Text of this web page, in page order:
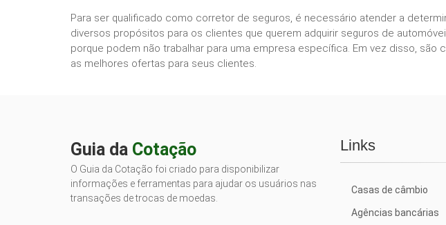
Para ser qualificado como corretor de seguros, é necessário atender a
diversos propósitos para os clientes que querem adquirir seguros de
porque podem não trabalhar para uma empresa específica. Em vez disso,
as melhores ofertas para seus clientes.
Guia da Cotação
O Guia da Cotação foi criado para disponibilizar
informações e ferramentas para ajudar os usuários nas
transações de trocas de moedas.
Links
Casas de câmbio
Agências bancárias